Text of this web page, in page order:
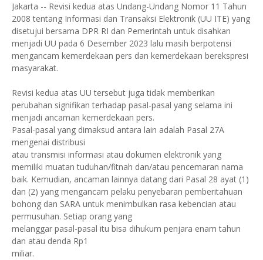
Jakarta -- Revisi kedua atas Undang-Undang Nomor 11 Tahun
2008 tentang Informasi dan Transaksi Elektronik (UU ITE) yang
disetujui bersama DPR RI dan Pemerintah untuk disahkan
menjadi UU pada 6 Desember 2023 lalu masih berpotensi
mengancam kemerdekaan pers dan kemerdekaan berekspresi
masyarakat.
Revisi kedua atas UU tersebut juga tidak memberikan
perubahan signifikan terhadap pasal-pasal yang selama ini
menjadi ancaman kemerdekaan pers.
Pasal-pasal yang dimaksud antara lain adalah Pasal 27A
mengenai distribusi
atau transmisi informasi atau dokumen elektronik yang
memiliki muatan tuduhan/fitnah dan/atau pencemaran nama
baik. Kemudian, ancaman lainnya datang dari Pasal 28 ayat (1)
dan (2) yang mengancam pelaku penyebaran pemberitahuan
bohong dan SARA untuk menimbulkan rasa kebencian atau
permusuhan. Setiap orang yang
melanggar pasal-pasal itu bisa dihukum penjara enam tahun
dan atau denda Rp1
miliar.